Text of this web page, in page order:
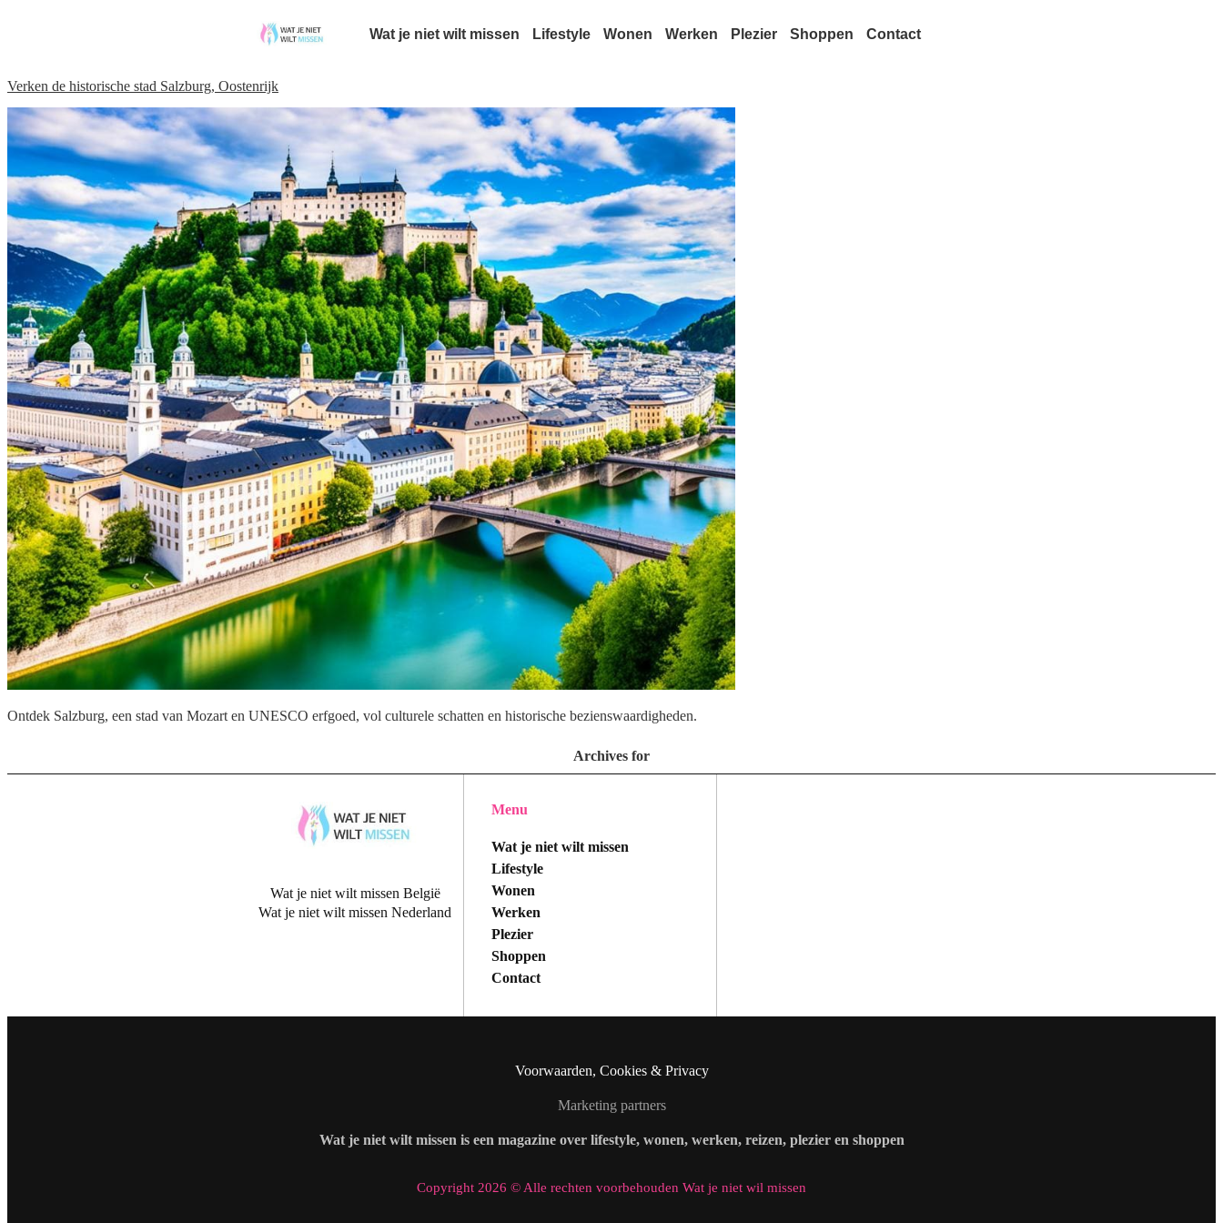
Wat je niet wilt missen Lifestyle Wonen Werken Plezier Shoppen Contact
Verken de historische stad Salzburg, Oostenrijk
Ontdek Salzburg, een stad van Mozart en UNESCO erfgoed, vol culturele schatten en historische bezienswaardigheden.
Archives for
Wat je niet wilt missen België
Wat je niet wilt missen Nederland
Menu
Wat je niet wilt missen
Lifestyle
Wonen
Werken
Plezier
Shoppen
Contact
Voorwaarden, Cookies & Privacy
Marketing partners
Wat je niet wilt missen is een magazine over lifestyle, wonen, werken, reizen, plezier en shoppen
Copyright 2026 © Alle rechten voorbehouden Wat je niet wil missen